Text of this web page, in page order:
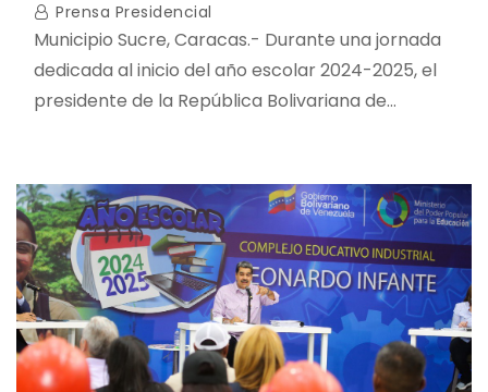
Prensa Presidencial
Municipio Sucre, Caracas.- Durante una jornada
dedicada al inicio del año escolar 2024-2025, el
presidente de la República Bolivariana de…